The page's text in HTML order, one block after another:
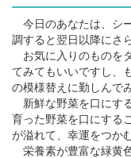
今日のあなたは、シ
調すると翌日以降にさ
お気に入りのものを
てみてもいいですし、
の模様替えに勤しんで
新鮮な野菜を口にす
育った野菜を口にする
が溢れて、幸運をつか
栄養素が豊富な緑黄